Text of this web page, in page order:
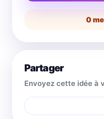
0
Partager
Envoyez cette idée à